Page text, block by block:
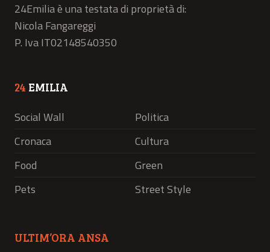
24Emilia è una testata di proprietà di:
Nicola Fangareggi
P. Iva IT02148540350
24 EMILIA
Social Wall
Politica
Cronaca
Cultura
Food
Green
Pets
Street Style
ULTIM’ORA ANSA